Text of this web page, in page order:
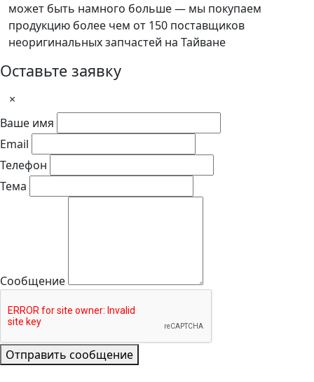
может быть намного больше — мы покупаем
продукцию более чем от 150 поставщиков
неоригинальных запчастей на Тайване
Оставьте заявку
×
Ваше имя
Email
Телефон
Тема
Сообщение
Отправить сообщение